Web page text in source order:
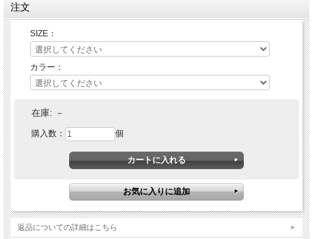
VIVIFY(ヴィヴィファイ)(ビビファイ)K18goldpost HammeredH
oop Pierce（XL）w/gold
注文
SIZE：
カラー：
在庫: －
購入数： 個
返品についての詳細はこちら